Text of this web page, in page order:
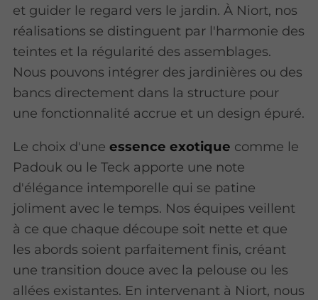
et guider le regard vers le jardin. À Niort, nos
réalisations se distinguent par l'harmonie des
teintes et la régularité des assemblages.
Nous pouvons intégrer des jardinières ou des
bancs directement dans la structure pour
une fonctionnalité accrue et un design épuré.
Le choix d'uneessence exotique comme le
Padouk ou le Teck apporte une note
d'élégance intemporelle qui se patine
joliment avec le temps. Nos équipes veillent
à ce que chaque découpe soit nette et que
les abords soient parfaitement finis, créant
une transition douce avec la pelouse ou les
allées existantes. En intervenant à Niort, nous